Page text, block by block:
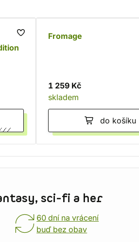
Fromage
1 259 Kč
skladem
do košíku
sci-fi a her
60 dní na vrácení
buď bez obav